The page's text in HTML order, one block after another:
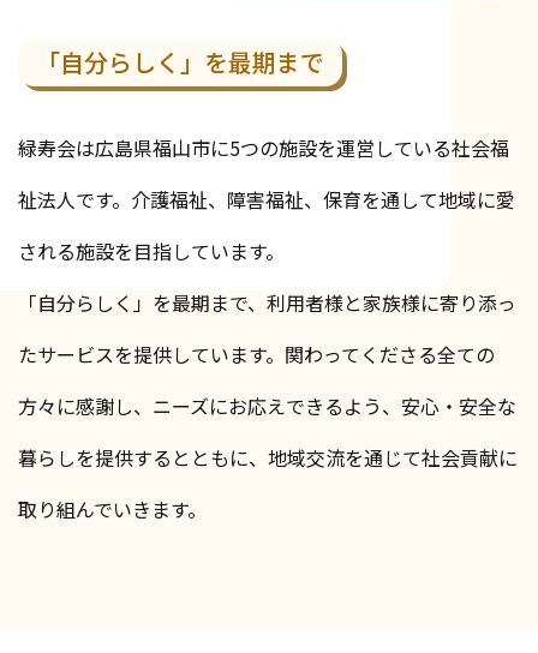
「自分らしく」を最期まで
緑寿会は広島県福山市に5つの施設を運営している社会福
祉法人です。介護福祉、障害福祉、保育を通して地域に愛
される施設を目指しています。
「自分らしく」を最期まで、利用者様と家族様に寄り添っ
たサービスを提供しています。関わってくださる全ての
方々に感謝し、ニーズにお応えできるよう、安心・安全な
暮らしを提供するとともに、地域交流を通じて社会貢献に
取り組んでいきます。